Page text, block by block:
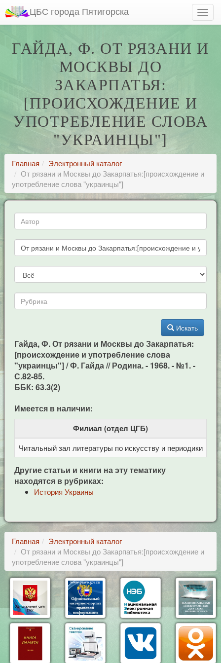
ЦБС города Пятигорска
ГАЙДА, Ф. ОТ РЯЗАНИ И
МОСКВЫ ДО
ЗАКАРПАТЬЯ:
[ПРОИСХОЖДЕНИЕ И
УПОТРЕБЛЕНИЕ СЛОВА
"УКРАИНЦЫ"]
Главная
Электронный каталог
От рязани и Москвы до Закарпатья:[происхождение и
употребление слова "украинцы"]
Искать
Гайда, Ф. От рязани и Москвы до Закарпатья:
[происхождение и употребление слова
"украинцы"] / Ф. Гайда // Родина. - 1968. - №1. -
С.82-85.
ББК: 63.3(2)
Имеется в наличии:
Филиал (отдел ЦГБ)
Читальный зал литературы по искусству и периодики
Другие статьи и книги на эту тематику
находятся в рубриках:
История Украины
Главная
Электронный каталог
От рязани и Москвы до Закарпатья:[происхождение и
употребление слова "украинцы"]